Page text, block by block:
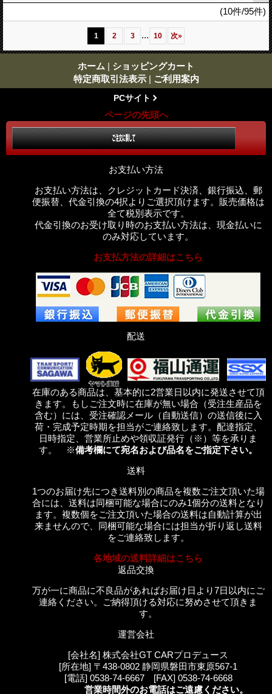
(10件/95件)
1 2 3 ... 10 次»
ホーム | ショッピングカート
特定商取引法表示 | ご利用案内
PCサイト
ページの先頭へ
お支払い方法
お支払い方法は、クレジットカード決済、銀行振込、郵
便振替、代金引換の4択よりご選択頂けます。販売価格は
全て税別表示です。
代金引換のお受け取り時のお支払い方法は、現金払いに
のみ対応しています。
お支払方法の詳細はこちら
配送
在庫のある商品は、基本的に2営業日以内に発送させて頂
きます。もしご注文時に在庫が無い場合（受注生産品を
含む）には、受注確認メール（自動送信）の送信後に入
荷・完成予定時期を担当がご連絡致します。配達指定、
日時指定、営業所止めや領収証発行（※）等を承りま
す。 ※備考欄にて宛名および品名をご指定下さい。
送料
1つのお届け先につき送料別の商品を複数ご注文頂いた場
合には、送料は同梱可能な場合にのみ1個分の送料となり
ます。複数個をご注文頂いた場合の送料は自動計算が出
来ませんので、同梱可能な場合には担当が折り返し送料
をご連絡致します。
各地域の送料詳細はこちら
返品交換
万が一に商品に不良品があればお届け日より7日以内にご
連絡ください。ご納得頂ける対応に努めさせて頂きま
す。
運営会社
[会社名] 株式会社GT CARプロデュース
[所在地] 〒438-0802 静岡県磐田市東原567-1
[電話] 0538-74-6667 [FAX] 0538-74-6668
営業時間外のお電話はご遠慮ください。